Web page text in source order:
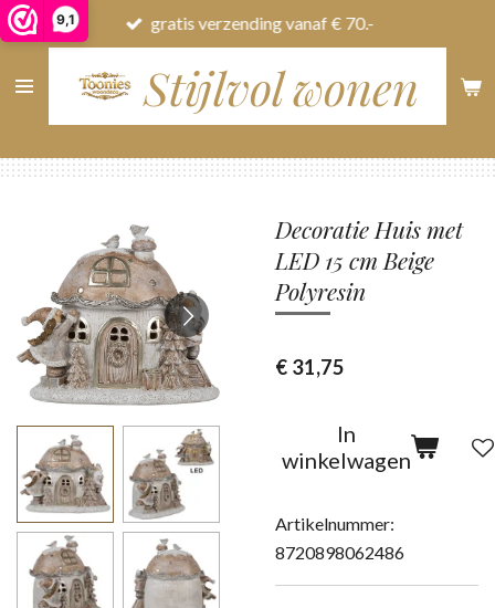
9,1
Ga
direct
naar
Stijlvol wonen
gratis verzending vanaf € 70.-
Decoratie Huis met
LED 15 cm Beige
Polyresin
€ 31,75
In
winkelwagen
Artikelnummer:
8720898062486